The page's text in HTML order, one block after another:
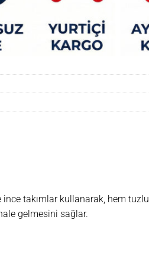
ince takımlar kullanarak, hem
gelmesini sağlar.